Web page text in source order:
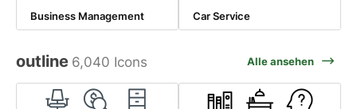
Business Management Car Service
outline 6,040 Icons Alle ansehen